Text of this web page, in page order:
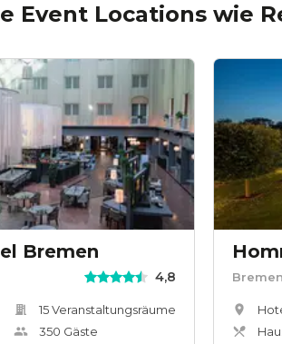
Event Locations wie
Bremen
4,8
15Veranstaltungsräume
350 Gäste
Bremen